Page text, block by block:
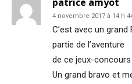
4 novembre 2017 à 14 h
C’est avec un
partie de l’aventure
de ce jeux-
Un grand bravo et